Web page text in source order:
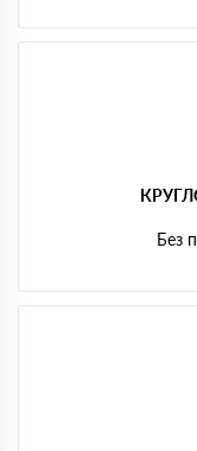
Без